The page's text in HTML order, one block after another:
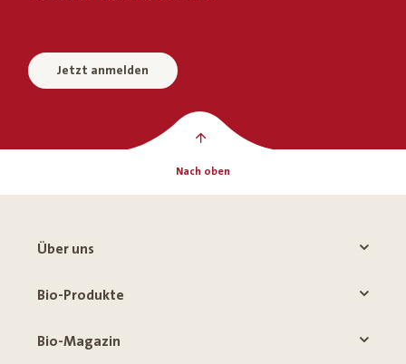
Jetzt anmelden
Nach oben
Über uns
Bio-Produkte
Bio-Magazin